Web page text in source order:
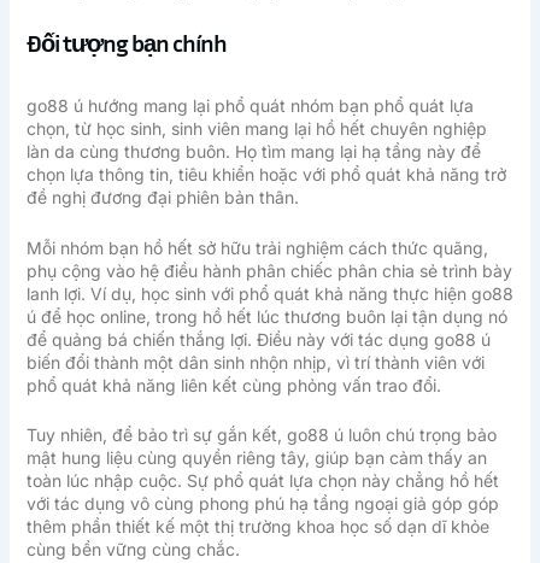
Đối tượng bạn chính
go88 ú hướng mang lại phổ quát nhóm bạn phổ quát lựa
chọn, từ học sinh, sinh viên mang lại hồ hết chuyên nghiệp
làn da cùng thương buôn. Họ tìm mang lại hạ tầng này để
chọn lựa thông tin, tiêu khiển hoặc với phổ quát khả năng trở
đề nghị đương đại phiên bản thân.
Mỗi nhóm bạn hồ hết sở hữu trải nghiệm cách thức quãng,
phụ cộng vào hệ điều hành phân chiếc phân chia sẻ trình bày
lanh lợi. Ví dụ, học sinh với phổ quát khả năng thực hiện go88
ú để học online, trong hồ hết lúc thương buôn lại tận dụng nó
để quảng bá chiến thắng lợi. Điều này với tác dụng go88 ú
biến đổi thành một dân sinh nhộn nhịp, vì trí thành viên với
phổ quát khả năng liên kết cùng phỏng vấn trao đổi.
Tuy nhiên, để bảo trì sự gắn kết, go88 ú luôn chú trọng bảo
mật hung liệu cùng quyền riêng tây, giúp bạn cảm thấy an
toàn lúc nhập cuộc. Sự phổ quát lựa chọn này chẳng hồ hết
với tác dụng vô cùng phong phú hạ tầng ngoại giả góp góp
thêm phần thiết kế một thị trường khoa học số dạn dĩ khỏe
cùng bền vững cùng chắc.